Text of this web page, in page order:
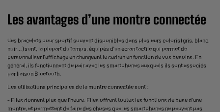
Les avantages d’une montre connectée
Ces bracelets pour sportif souvent disponibles dans plusieurs coloris (gris, blanc,
noir…) sont, la plupart du temps, équipés d'un écran tactile qui permet de
personnaliser l'affichage en changeant le cadran en fonction de vos besoins. En
général, ils fonctionnent de pair avec les smartphones auxquels ils sont associés
par liaison Bluetooth.
Les utilisations principales de la montre connectée sont :
- Elles donnent plus que l'heure. Elles offrent toutes les fonctions de base d'une
montre, et permettent de faire des choses que les smartphones ne peuvent pas